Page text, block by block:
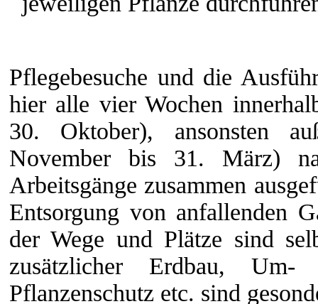
Pflegebesuche und die
hier alle vier Wochen
30. Oktober), ansonsten
November bis 31. März)
Arbeitsgänge zusammen
Entsorgung von anfallenden
der Wege und Plätze sind
zusätzlicher Erdbau, Um-
Pflanzenschutz etc. sind